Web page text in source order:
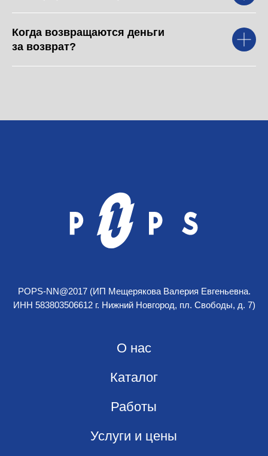
Когда возвращаются деньги
за возврат?
Все права защищены © 2025
Разработка сайта
Контакты
Творчество